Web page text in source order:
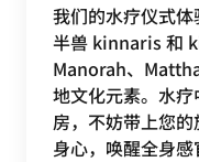
我们的水疗仪式
半兽 kinnaris 和
Manorah、
地文化元素。水
房，不妨带上您
身心，唤醒全身感